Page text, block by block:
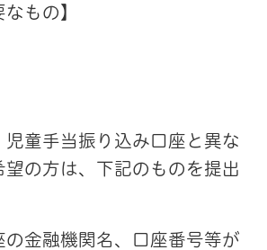
もの】
児童手当振り込み口座と異な
望の方は、下記のものを提出
の金融機関名、口座番号等が